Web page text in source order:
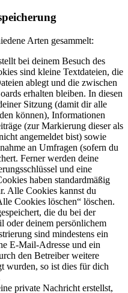
Arten gesammelt:
bei deinem Besuch des
sind kleine Textdateien, die
ablegt und die zwischen
erhalten bleiben. In diesen
Sitzung (damit dir alle
können), Informationen
(zur Markierung dieser als
angemeldet bist) sowie
an Umfragen (sofern du
Ferner werden deine
und eine
haben standardmäßig
Alle Cookies kannst du
Cookies löschen“ löschen.
die du bei der
oder deinem persönlichem
sind mindestens ein
E-Mail-Adresse und ein
den Betreiber weitere
wurden, so ist dies für dich
private Nachricht erstellst,